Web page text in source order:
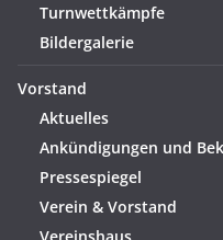
Turnwettkämpfe
Bildergalerie
Vorstand
Aktuelles
Ankündigungen und
Pressespiegel
Verein & Vorstand